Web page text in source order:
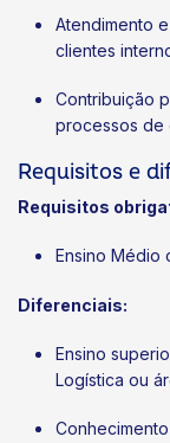
Atendimento
clientes
Contribuição
processos de
Requisitos e
Requisitos
Ensino Médio
Diferenciais:
Ensino
Logística ou